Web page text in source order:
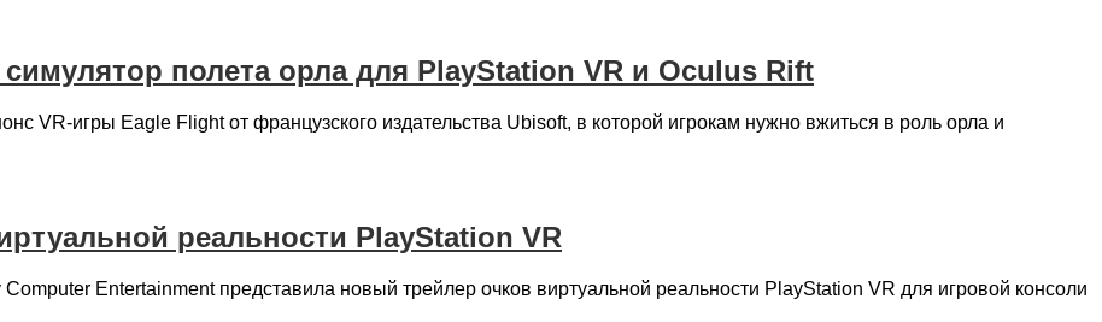
полета орла для PlayStation VR и Oculus Rift
VR-игры Eagle Flight от французского издательства Ubisoft, в которой игрокам нужно вжиться в роль орла и
реальности PlayStation VR
Entertainment представила новый трейлер очков виртуальной реальности PlayStation VR для игровой консоли